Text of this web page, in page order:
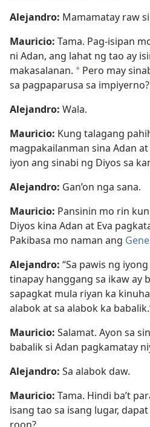
Alejandro: Mamamatay raw
Mauricio: Tama. Pag-isipan
ni Adan, ang lahat ng tao ay
makasalanan. * Pero may
sa pagpaparusa sa impiyerno?
Alejandro: Wala.
Mauricio: Kung talagang
magpakailanman sina Adan at
iyon ang sinabi ng Diyos sa
Alejandro: Gan’on nga sana.
Mauricio: Pansinin mo rin
Diyos kina Adan at Eva
Pakibasa mo naman ang
Alejandro: “Sa pawis ng
tinapay hanggang sa ikaw ay
sapagkat mula riyan ka
alabok at sa alabok ka
Mauricio: Salamat. Ayon sa
babalik si Adan pagkamatay
Alejandro: Sa alabok daw.
Mauricio: Tama. Hindi ba’t
isang tao sa isang lugar,